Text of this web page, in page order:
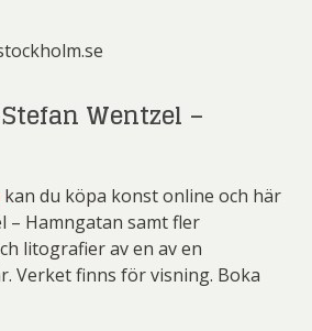
Wentzel –
kan du köpa konst online och här
– Hamngatan samt fler
litografier av en av en
Verket finns för visning. Boka